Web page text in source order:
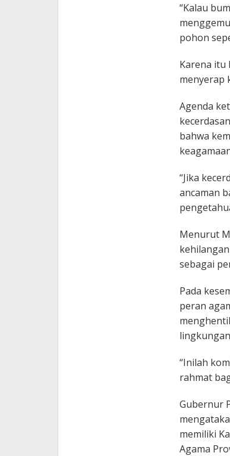
“Kalau
pohon
Karena itu
menyerap
Agenda
bahwa
“Jika
ancaman
Menurut
sebagai
Pada
peran
“Inilah
rahmat
Gubernur
memiliki
Agama